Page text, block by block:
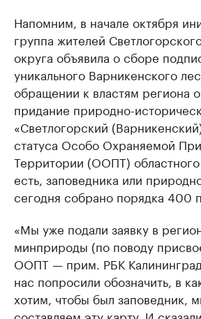
Напомним, в начале октября
группа жителей
округа объявила о сборе
уникального Варникенского
обращении к властям региона
придание природно-
«Светлогорский
статуса Особо Охраняемой
Территории (ООПТ) областного
есть, заповедника или
сегодня собрано порядка 400
«Мы уже подали заявку в
минприроды (по поводу
ООПТ — прим. РБК
нас попросили обозначить, в
хотим, чтобы был заповедник,